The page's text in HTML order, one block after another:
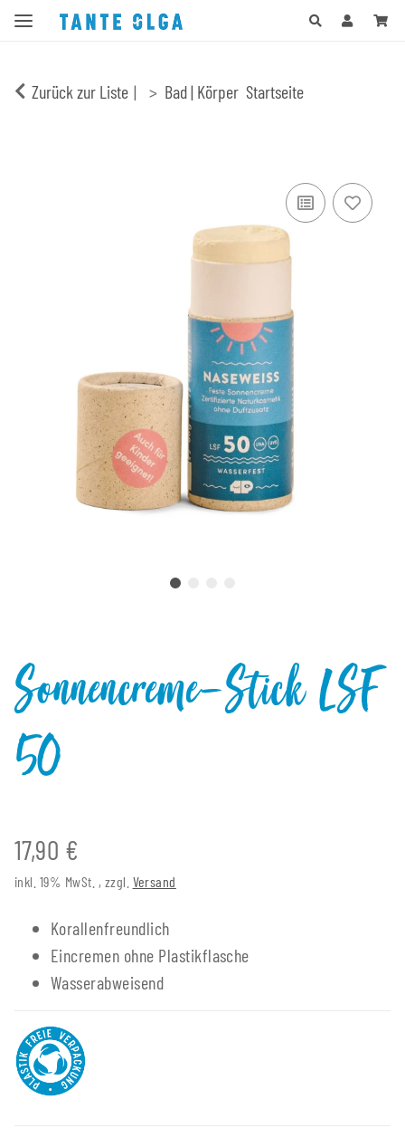
Zurück zur Liste Bad | Körper Startseite
Sonnencreme-Stick LSF
50
17,90 €
inkl. 19% MwSt. , zzgl. Versand
Korallenfreundlich
Eincremen ohne Plastikflasche
Wasserabweisend